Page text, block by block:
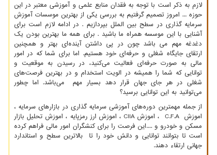
لازم به ذکر است با توجه به فقدان منابع علمی و آموزشی معتبر در این
حوزه ... امروز تصمیم گرفتیم به بررسی یکی از بهترین موسسات آموزش
سرمایه گذاری در سطح بین الملل بپردازیم . در ادامه لازم است برای
آشنایی با این موسسه همراه ما باشید . برای همه ما بهترین بودن یک
دغدغه مهم می باشد چون در پی داشتن آینده‌ای بهتر و همچنین
ارتقای جایگاه شغلی و حرفه‌ای خود هستیم. اما برای شما که در امور
مالی به صورت حرفه‌ای فعالیت می‌کنید، در رسیدن به موقعیت و
توانایی که شما را همیشه در الویت استخدام و در بهترین فرصت‌های
شغلی در هر جای جهان قرار دهد بسیار مهم می‌باشد. اما چطور
می‌توانید به این توانایی برسید؟
از جمله مهمترین دوره‌های آموزشی سرمایه گذاری در بازارهای سرمایه ،
اموزشC.F.A ، اموزش CIIA ، اموزش ارز رمزپایه ، اموزش تحلیل بازار
مسکن و خودرو و ....این فرصت را برای کنشگران امور مالی فراهم کرده
است تا بتوانند توانایی و دانش خود را تا بالاترین سطح و استاندارد
جهانی ارتقاء دهند.